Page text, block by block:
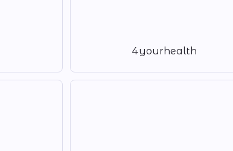
4yourhealth